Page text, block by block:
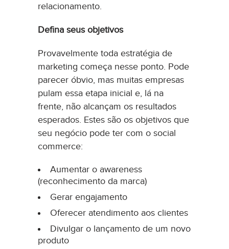
relacionamento.
Defina seus objetivos
Provavelmente toda estratégia de
marketing começa nesse ponto. Pode
parecer óbvio, mas muitas empresas
pulam essa etapa inicial e, lá na
frente, não alcançam os resultados
esperados. Estes são os objetivos que
seu negócio pode ter com o social
commerce:
Aumentar o awareness
(reconhecimento da marca)
Gerar engajamento
Oferecer atendimento aos clientes
Divulgar o lançamento de um novo
produto